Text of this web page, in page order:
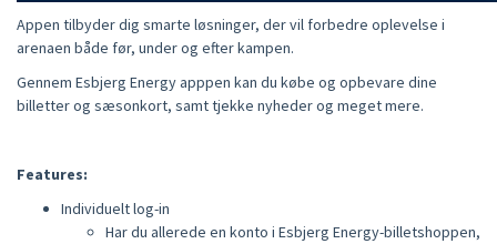
Appen tilbyder dig smarte løsninger, der vil forbedre oplevelse i
arenaen både før, under og efter kampen.
Gennem Esbjerg Energy apppen kan du købe og opbevare dine
billetter og sæsonkort, samt tjekke nyheder og meget mere.
Features:
Individuelt log-in
Har du allerede en konto i Esbjerg Energy-billetshoppen,